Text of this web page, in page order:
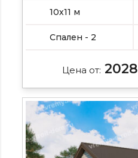
10х11 м
Спален - 2
Цена от: